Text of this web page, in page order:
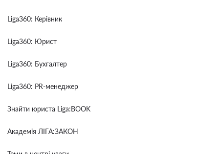
Liga360: Керівник
Liga360: Юрист
Liga360: Бухгалтер
Liga360: PR-менеджер
Знайти юриста Liga:BOOK
Академія ЛІГА:ЗАКОН